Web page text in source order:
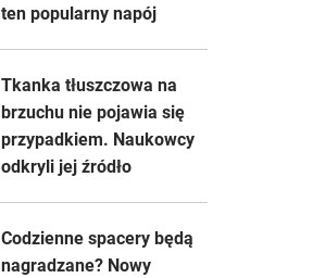
ten popularny napój
Tkanka tłuszczowa na
brzuchu nie pojawia się
przypadkiem. Naukowcy
odkryli jej źródło
Codzienne spacery będą
nagradzane? Nowy